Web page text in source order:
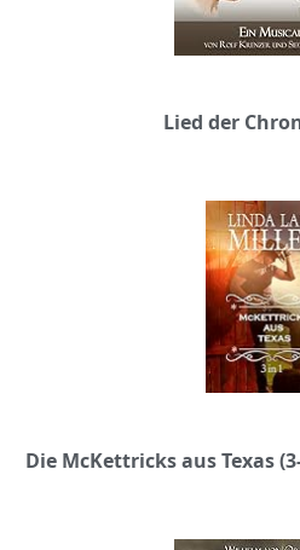
Lied der
Die McKettricks aus Texas